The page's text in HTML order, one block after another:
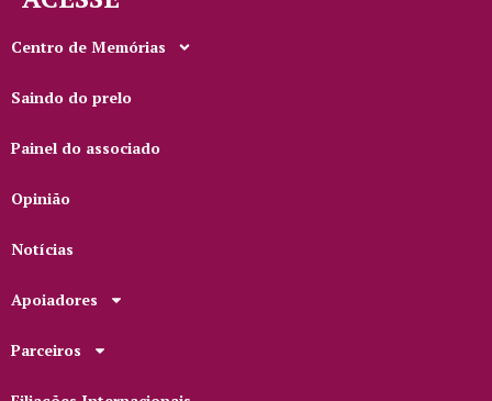
Centro de Memórias
Saindo do prelo
Painel do associado
Opinião
Notícias
Apoiadores
Parceiros